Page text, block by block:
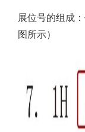
展位号的组成
图所示）